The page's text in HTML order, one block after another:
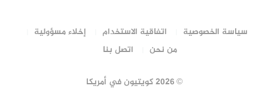
سياسة الخصوصية اتفاقية الاستخدام
إخلاء مسؤولية
من نحن
اتصل بنا
©2026 كويتيون في أمريكا